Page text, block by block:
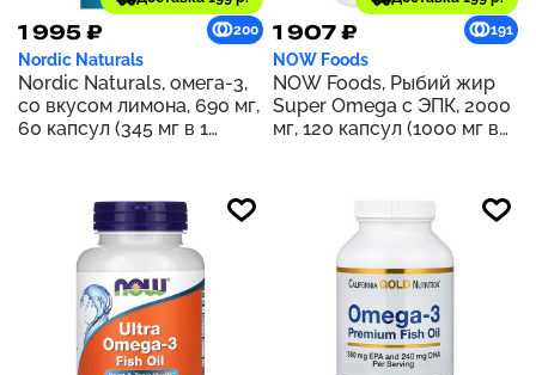
1 995 ₽ 200
Nordic Naturals
Nordic Naturals, омега-3,
со вкусом лимона, 690 мг,
60 капсул (345 мг в 1
1 907 ₽ 191
NOW Foods
NOW Foods, Рыбий жир
Super Omega с ЭПК, 2000
мг, 120 капсул (1000 мг в